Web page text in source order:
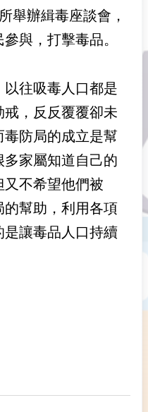
舉辦緝毒座談會，
與，打擊毒品。
往吸毒人口都是
，反反覆覆卻未
防局的成立是幫
多家屬知道自己的
不希望他們被
幫助，利用各項
讓毒品人口持續